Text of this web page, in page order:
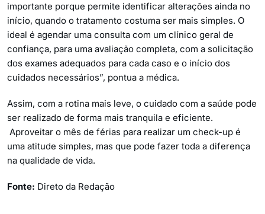
importante porque permite identificar alterações ainda no
início, quando o tratamento costuma ser mais simples. O
ideal é agendar uma consulta com um clínico geral de
confiança, para uma avaliação completa, com a solicitação
dos exames adequados para cada caso e o início dos
cuidados necessários”, pontua a médica.
Assim, com a rotina mais leve, o cuidado com a saúde pode
ser realizado de forma mais tranquila e eficiente.
Aproveitar o mês de férias para realizar um check-up é
uma atitude simples, mas que pode fazer toda a diferença
na qualidade de vida.
Fonte: Direto da Redação